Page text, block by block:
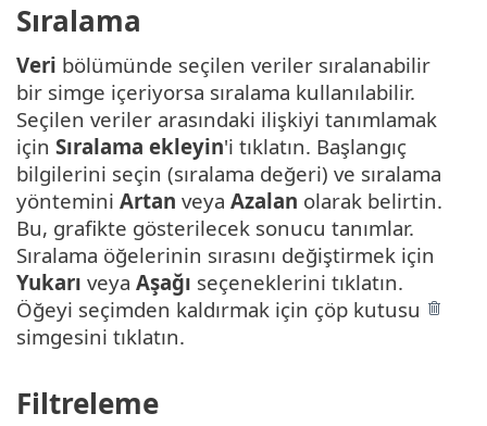
Sıralama
Veri bölümünde seçilen veriler sıralanabilir
bir simge içeriyorsa sıralama kullanılabilir.
Seçilen veriler arasındaki ilişkiyi tanımlamak
için Sıralama ekleyin'i tıklatın. Başlangıç
bilgilerini seçin (sıralama değeri) ve sıralama
yöntemini Artan veya Azalan olarak belirtin.
Bu, grafikte gösterilecek sonucu tanımlar.
Sıralama öğelerinin sırasını değiştirmek için
Yukarı veya Aşağı seçeneklerini tıklatın.
Öğeyi seçimden kaldırmak için çöp kutusu
simgesini tıklatın.
Filtreleme